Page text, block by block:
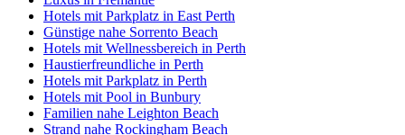
Hotels mit Parkplatz in East Perth
Günstige nahe Sorrento Beach
Hotels mit Wellnessbereich in Perth
Haustierfreundliche in Perth
Hotels mit Parkplatz in Perth
Hotels mit Pool in Bunbury
Familien nahe Leighton Beach
Strand nahe Rockingham Beach